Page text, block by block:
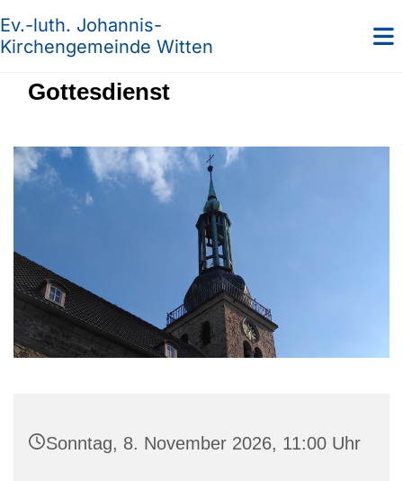
Ev.-luth. Johannis-
Kirchengemeinde Witten
Gottesdienst
Sonntag, 8. November 2026, 11:00 Uhr